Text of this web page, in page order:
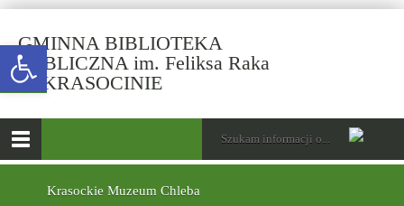
Open toolbar
GMINNA BIBLIOTEKA
PUBLICZNA im. Feliksa Raka
W KRASOCINIE-
górne
Otwórz
menu
wpisz
szukaną
Krasockie Muzeum Chleba